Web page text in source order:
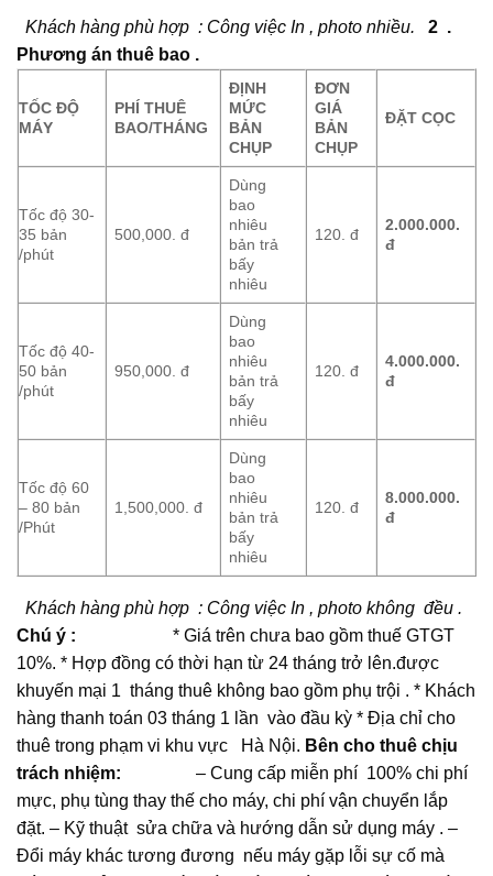
Khách hàng phù hợp : Công việc In , photo nhiều.
2 .
Phương án thuê bao .
TỐC ĐỘ
MÁY
PHÍ THUÊ
BAO/THÁNG
ĐỊNH
MỨC
BẢN
CHỤP
ĐƠN
GIÁ
BẢN
CHỤP
ĐẶT CỌC
Tốc độ 30-
35 bản
/phút
500,000. đ
Dùng
bao
nhiêu
bản trả
bấy
nhiêu
120. đ
2.000.000.
đ
Tốc độ 40-
50 bản
/phút
950,000. đ
Dùng
bao
nhiêu
bản trả
bấy
nhiêu
120. đ
4.000.000.
đ
Tốc độ 60
– 80 bản
/Phút
1,500,000. đ
Dùng
bao
nhiêu
bản trả
bấy
nhiêu
120. đ
8.000.000.
đ
Khách hàng phù hợp : Công việc In , photo không đều .
Chú ý : * Giá trên chưa bao gồm thuế GTGT
10%. * Hợp đồng có thời hạn từ 24 tháng trở lên.được
khuyến mại 1 tháng thuê không bao gồm phụ trội . * Khách
hàng thanh toán 03 tháng 1 lần vào đầu kỳ * Địa chỉ cho
thuê trong phạm vi khu vực Hà Nội. Bên cho thuê chịu
trách nhiệm: – Cung cấp miễn phí 100% chi phí
mực, phụ tùng thay thế cho máy, chi phí vận chuyển lắp
đặt. – Kỹ thuật sửa chữa và hướng dẫn sử dụng máy . –
Đổi máy khác tương đương nếu máy gặp lỗi sự cố mà